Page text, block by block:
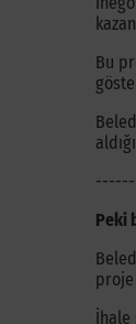
Bu
Peki
proje
İhale